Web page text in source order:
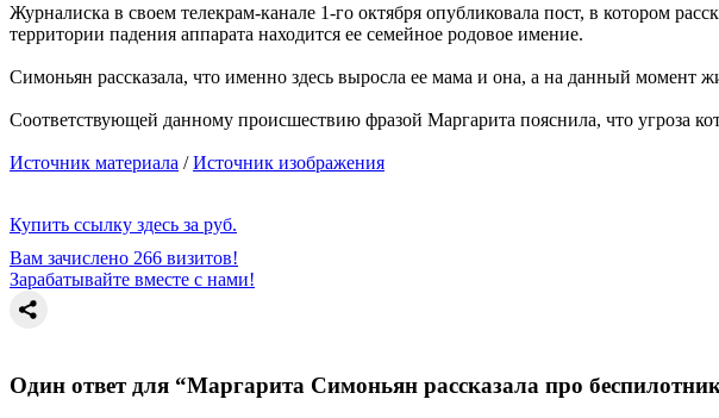
Журналиска в своем телекрам-канале 1-го октября опубликовала пост, в котором
территории падения аппарата находится ее семейное родовое имение.
Симоньян рассказала, что именно здесь выросла ее мама и она, а на данный момент
Соответствующей данному происшествию фразой Маргарита пояснила, что угроза
Источник материала /Источник изображения
Купить ссылку здесь за руб.
Вам зачислено 266 визитов!
Зарабатывайте вместе с нами!
Один ответ для “Маргарита Симоньян рассказала про